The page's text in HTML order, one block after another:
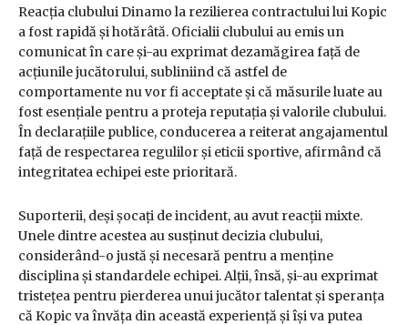
Reacția clubului Dinamo la rezilierea contractului lui Kopic
a fost rapidă și hotărâtă. Oficialii clubului au emis un
comunicat în care și-au exprimat dezamăgirea față de
acțiunile jucătorului, subliniind că astfel de
comportamente nu vor fi acceptate și că măsurile luate au
fost esențiale pentru a proteja reputația și valorile clubului.
În declarațiile publice, conducerea a reiterat angajamentul
față de respectarea regulilor și eticii sportive, afirmând că
integritatea echipei este prioritară.
Suporterii, deși șocați de incident, au avut reacții mixte.
Unele dintre acestea au susținut decizia clubului,
considerând-o justă și necesară pentru a menține
disciplina și standardele echipei. Alții, însă, și-au exprimat
tristețea pentru pierderea unui jucător talentat și speranța
că Kopic va învăța din această experiență și își va putea